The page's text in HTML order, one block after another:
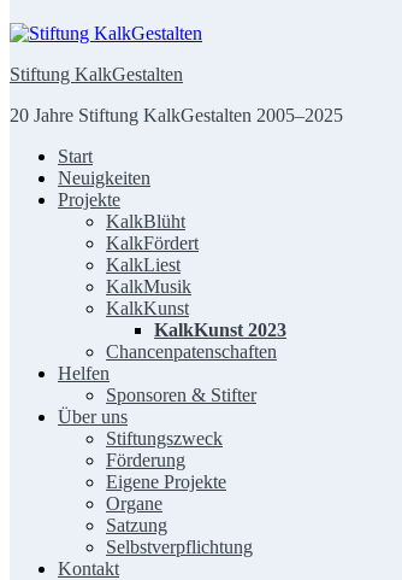
Stiftung KalkGestalten
20 Jahre Stiftung KalkGestalten 2005–2025
Start
Neuigkeiten
Projekte
KalkBlüht
KalkFördert
KalkLiest
KalkMusik
KalkKunst
KalkKunst 2023
Chancenpatenschaften
Helfen
Sponsoren & Stifter
Über uns
Stiftungszweck
Förderung
Eigene Projekte
Organe
Satzung
Selbstverpflichtung
Kontakt